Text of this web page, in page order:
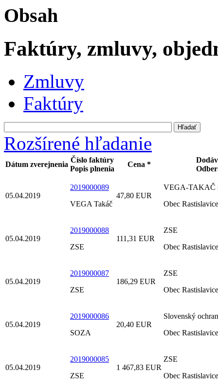
Obsah
Faktúry, zmluvy,
Zmluvy
Faktúry
Rozšírené hľadanie
Dátum zverejnenia
Číslo faktúry
Popis plnenia
Cena *
05.04.2019
2019000089
VEGA Takáč
47,80 EUR
VEGA-TAKAČ
Obec Rastislavice
05.04.2019
2019000088
ZSE
111,31 EUR
ZSE
Obec Rastislavice
05.04.2019
2019000087
ZSE
186,29 EUR
ZSE
Obec Rastislavice
05.04.2019
2019000086
SOZA
20,40 EUR
Slovenský
Obec Rastislavice
05.04.2019
2019000085
ZSE
1 467,83 EUR
ZSE
Obec Rastislavice